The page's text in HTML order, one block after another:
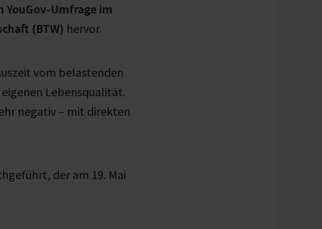
YouGov-Umfrage im
(BTW) hervor.
vom belastenden
Lebensqualität.
negativ – mit direkten
der am 19. Mai